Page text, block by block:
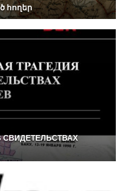
հողեր
СВИДЕТЕЛЬСТВАХ